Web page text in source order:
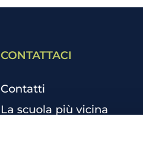
CONTATTACI
Contatti
La scuola più vicina